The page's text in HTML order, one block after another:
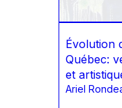
Évolution
Québec:
et
Ariel